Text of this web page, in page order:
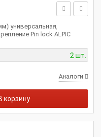
универсальная,
Pin lock ALPIC
2 шт.
Аналоги
корзину